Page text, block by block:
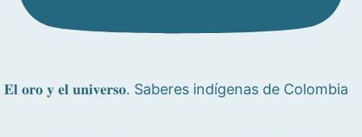
𝐄𝐥 𝐨𝐫𝐨 𝐲 𝐞𝐥 𝐮𝐧𝐢𝐯𝐞𝐫𝐬𝐨. Saberes indígenas de Colombia